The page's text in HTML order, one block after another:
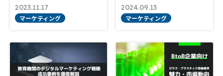
2023.11.17
マーケティング
2024.09.13
マーケティング